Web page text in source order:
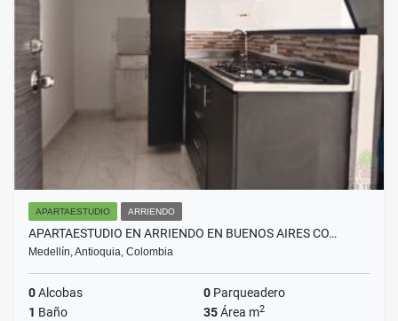
APARTAESTUDIO ARRIENDO
APARTAESTUDIO EN ARRIENDO EN BUENOS AIRES CO…
Medellín, Antioquia, Colombia
0Alcobas 0 Parqueadero
1 Baño 35Área m2